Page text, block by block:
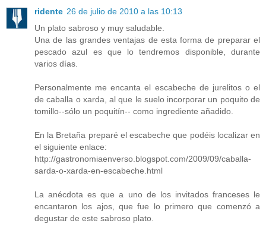
ridente 26 de julio de 2010 a las 10:13
Un plato sabroso y muy saludable.
Una de las grandes ventajas de esta forma de preparar el
pescado azul es que lo tendremos disponible, durante
varios días.
Personalmente me encanta el escabeche de jurelitos o el
de caballa o xarda, al que le suelo incorporar un poquito de
tomillo--sólo un poquitín-- como ingrediente añadido.
En la Bretaña preparé el escabeche que podéis localizar en
el siguiente enlace:
http://gastronomiaenverso.blogspot.com/2009/09/caballa-
sarda-o-xarda-en-escabeche.html
La anécdota es que a uno de los invitados franceses le
encantaron los ajos, que fue lo primero que comenzó a
degustar de este sabroso plato.